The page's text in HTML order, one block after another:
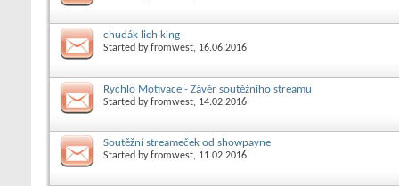
chudák lich king
Started byfromwest, 16.06.2016
Rychlo Motivace - Závěr soutěžního streamu
Started byfromwest, 14.02.2016
Soutěžní streameček od showpayne
Started byfromwest, 11.02.2016